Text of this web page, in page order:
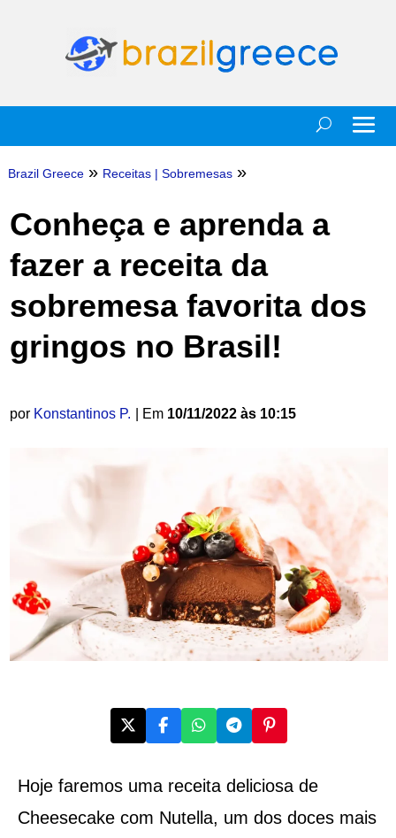
Brazil Greece » Receitas| Sobremesas »
Conheça e aprenda a
fazer a receita da
sobremesa favorita dos
gringos no Brasil!
por Konstantinos P. | Em 10/11/2022 às 10:15
Hoje faremos uma receita deliciosa de
Cheesecake com Nutella, um dos doces mais